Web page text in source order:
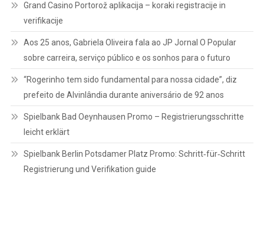
Grand Casino Portorož aplikacija – koraki registracije in
verifikacije
Aos 25 anos, Gabriela Oliveira fala ao JP Jornal O Popular
sobre carreira, serviço público e os sonhos para o futuro
“Rogerinho tem sido fundamental para nossa cidade”, diz
prefeito de Alvinlândia durante aniversário de 92 anos
Spielbank Bad Oeynhausen Promo – Registrierungsschritte
leicht erklärt
Spielbank Berlin Potsdamer Platz Promo: Schritt‑für‑Schritt
Registrierung und Verifikation guide